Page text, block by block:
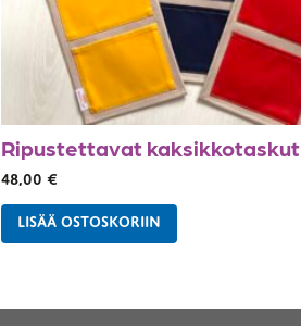
Ripustettavat kaksikkotaskut
48,00 €
LISÄÄ OSTOSKORIIN